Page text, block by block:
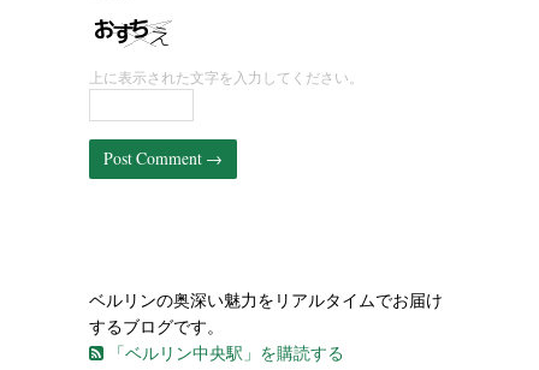
上に表示された文字を入力してください。
ベルリンの奥深い魅力をリアルタイムでお届け
するブログです。
「ベルリン中央駅」を購読する